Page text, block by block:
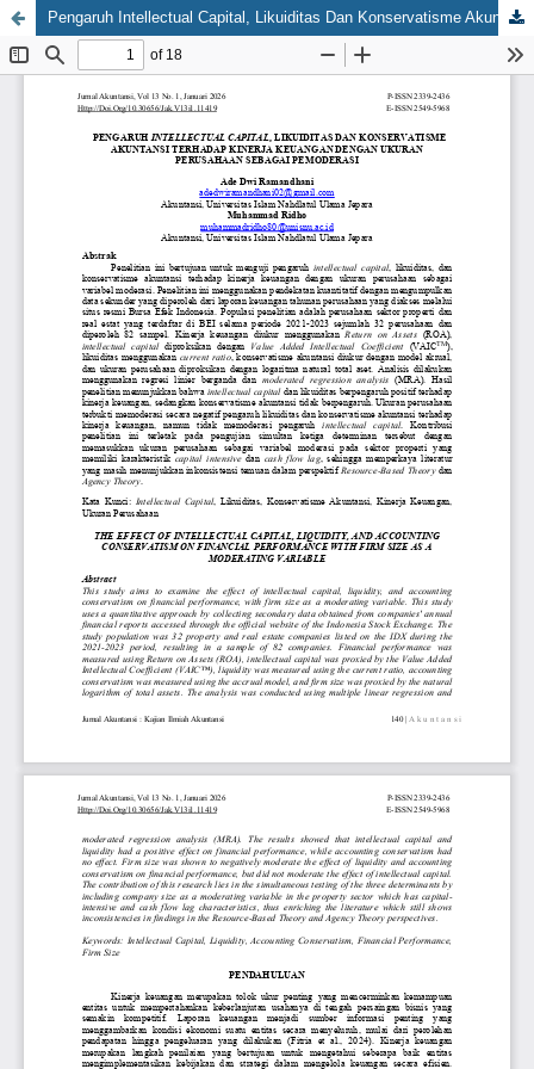
Pengaruh Intellectual Capital, Likuiditas Dan Konservatisme Akuntansi Terhadap Kinerja Keuangan Dengan Ukuran Perusahaan Sebagai Pemoderasi